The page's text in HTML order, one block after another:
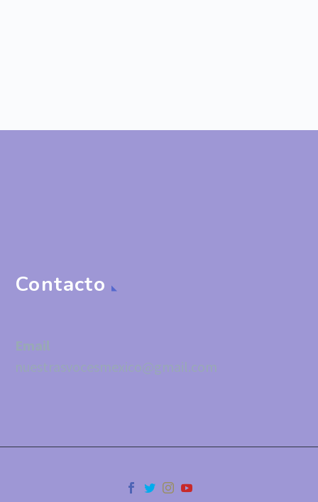
Contacto
Email
nuestrasvocesmexico@gmail.com